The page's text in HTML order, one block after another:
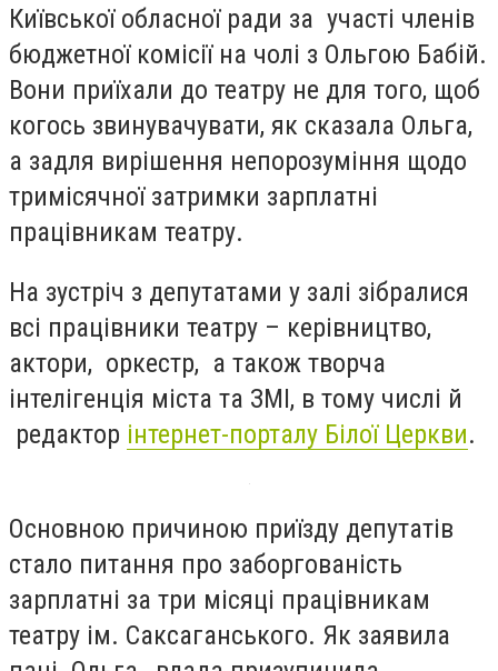
Київської обласної ради за участі членів
бюджетної комісії на чолі з Ольгою Бабій.
Вони приїхали до театру не для того, щоб
когось звинувачувати, як сказала Ольга,
а задля вирішення непорозуміння щодо
тримісячної затримки зарплатні
працівникам театру.
На зустріч з депутатами у залі зібралися
всі працівники театру – керівництво,
актори, оркестр, а також творча
інтелігенція міста та ЗМІ, в тому числі й
редактор інтернет-порталу Білої Церкви.
Основною причиною приїзду депутатів
стало питання про заборгованість
зарплатні за три місяці працівникам
театру ім. Саксаганського. Як заявила